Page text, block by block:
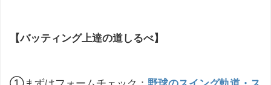
【バッティング上達の道しるべ】